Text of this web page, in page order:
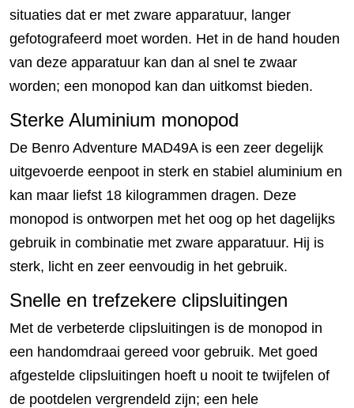
situaties dat er met zware apparatuur, langer
gefotografeerd moet worden. Het in de hand houden
van deze apparatuur kan dan al snel te zwaar
worden; een monopod kan dan uitkomst bieden.
Sterke Aluminium monopod
De Benro Adventure MAD49A is een zeer degelijk
uitgevoerde eenpoot in sterk en stabiel aluminium en
kan maar liefst 18 kilogrammen dragen. Deze
monopod is ontworpen met het oog op het dagelijks
gebruik in combinatie met zware apparatuur. Hij is
sterk, licht en zeer eenvoudig in het gebruik.
Snelle en trefzekere clipsluitingen
Met de verbeterde clipsluitingen is de monopod in
een handomdraai gereed voor gebruik. Met goed
afgestelde clipsluitingen hoeft u nooit te twijfelen of
de pootdelen vergrendeld zijn; een hele